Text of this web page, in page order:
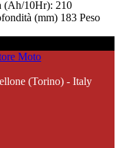
(Ah/10Hr): 210
(mm) 183 Peso
(Torino) - Italy